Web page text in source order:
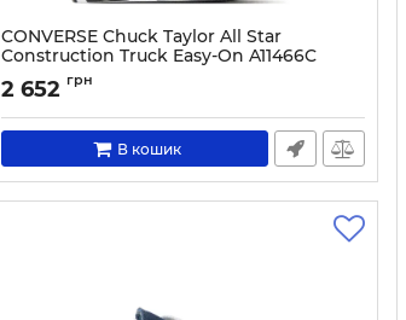
CONVERSE Chuck Taylor All Star
Construction Truck Easy-On A11466C
Артикул:
2 652 грн
В кошик